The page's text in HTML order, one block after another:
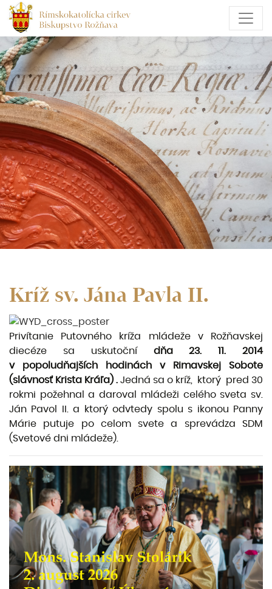
Kríž sv. Jána Pavla II.
Privítanie Putovného kríža mládeže v Rožňavskej
diecéze sa uskutočnídňa 23. 11. 2014
v popoludňajších hodinách v Rimavskej Sobote
(slávnosť Krista Kráľa) . Jedná sa o kríž, ktorý pred 30
rokmi požehnal a daroval mládeži celého sveta sv.
Ján Pavol II. a ktorý odvtedy spolu s ikonou Panny
Márie putuje po celom svete a sprevádza SDM
(Svetové dni mládeže).